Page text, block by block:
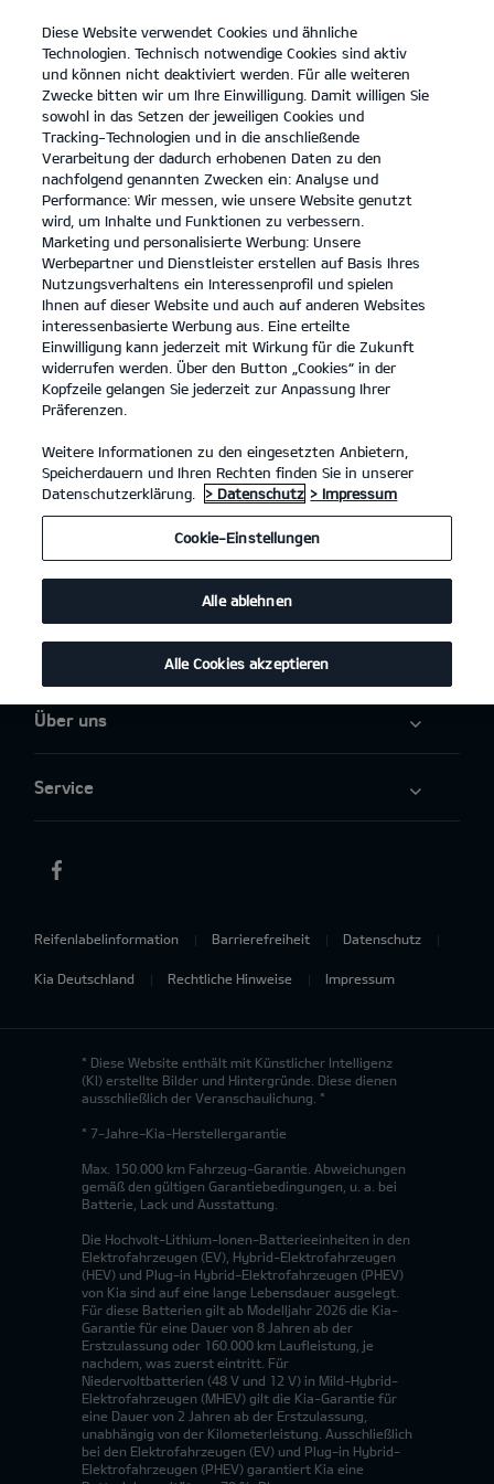
open
menu
KONTAKT
AKTUELLER FAHRZEUGBESTAND
PBV Nutzfahrzeuge
Modelle
Business
Angebote
Elektromobilität
Über uns
Service
Reifenlabelinformation Barrierefreiheit Datenschutz
Kia Deutschland Rechtliche Hinweise Impressum
* Diese Website enthält mit Künstlicher Intelligenz
(KI) erstellte Bilder und Hintergründe. Diese dienen
ausschließlich der Veranschaulichung. *
* 7-Jahre-Kia-Herstellergarantie
Max. 150.000 km Fahrzeug-Garantie. Abweichungen
gemäß den gültigen Garantiebedingungen, u. a. bei
Batterie, Lack und Ausstattung.
Die Hochvolt-Lithium-Ionen-Batterieeinheiten in den
Elektrofahrzeugen (EV), Hybrid-Elektrofahrzeugen
(HEV) und Plug-in Hybrid-Elektrofahrzeugen (PHEV)
von Kia sind auf eine lange Lebensdauer ausgelegt.
Für diese Batterien gilt ab Modelljahr 2026 die Kia-
Garantie für eine Dauer von 8 Jahren ab der
Erstzulassung oder 160.000 km Laufleistung, je
nachdem, was zuerst eintritt. Für
Niedervoltbatterien (48 V und 12 V) in Mild-Hybrid-
Elektrofahrzeugen (MHEV) gilt die Kia-Garantie für
eine Dauer von 2 Jahren ab der Erstzulassung,
unabhängig von der Kilometerleistung. Ausschließlich
bei den Elektrofahrzeugen (EV) und Plug-in Hybrid-
Elektrofahrzeugen (PHEV) garantiert Kia eine
Diese Website verwendet Cookies und ähnliche
Technologien. Technisch notwendige Cookies sind aktiv
und können nicht deaktiviert werden. Für alle weiteren
Zwecke bitten wir um Ihre Einwilligung. Damit willigen Sie
sowohl in das Setzen der jeweiligen Cookies und
Tracking-Technologien und in die anschließende
Verarbeitung der dadurch erhobenen Daten zu den
nachfolgend genannten Zwecken ein: Analyse und
Performance: Wir messen, wie unsere Website genutzt
wird, um Inhalte und Funktionen zu verbessern.
Marketing und personalisierte Werbung: Unsere
Werbepartner und Dienstleister erstellen auf Basis Ihres
Nutzungsverhaltens ein Interessenprofil und spielen
Ihnen auf dieser Website und auch auf anderen Websites
interessenbasierte Werbung aus. Eine erteilte
Einwilligung kann jederzeit mit Wirkung für die Zukunft
widerrufen werden. Über den Button „Cookies“ in der
Kopfzeile gelangen Sie jederzeit zur Anpassung Ihrer
Präferenzen.
Weitere Informationen zu den eingesetzten Anbietern,
Speicherdauern und Ihren Rechten finden Sie in unserer
Datenschutzerklärung.
> Datenschutz > Impressum
Cookie-Einstellungen
Alle ablehnen
Alle Cookies akzeptieren